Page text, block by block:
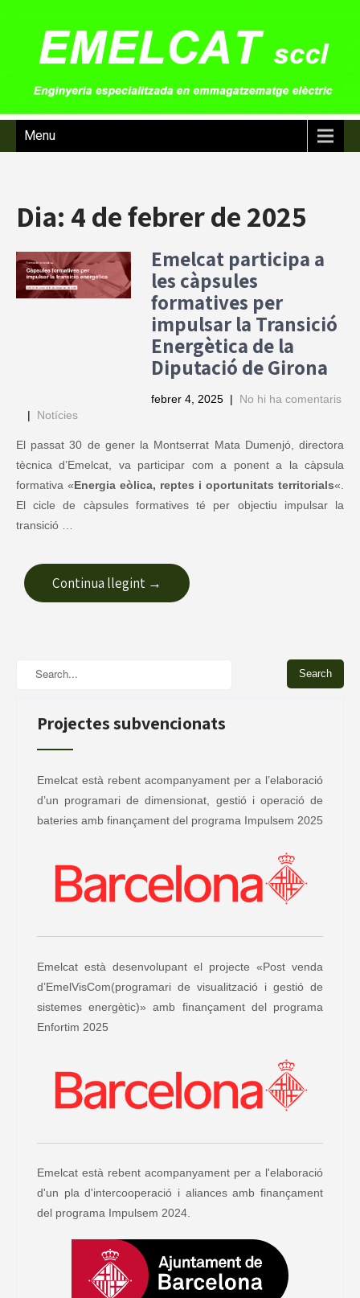
Menu
Dia: 4 de febrer de 2025
Emelcat participa a
les càpsules
formatives per
impulsar la Transició
Energètica de la
Diputació de Girona
febrer 4, 2025 | No hi ha comentaris
| Notícies
El passat 30 de gener la Montserrat Mata Dumenjó, directora
tècnica d’Emelcat, va participar com a ponent a la càpsula
formativa «Energia eòlica, reptes i oportunitats territorials«.
El cicle de càpsules formatives té per objectiu impulsar la
transició …
Continua llegint →
Projectes subvencionats
Emelcat està rebent acompanyament per a l’elaboració
d’un programari de dimensionat, gestió i operació de
bateries amb finançament del programa Impulsem 2025
Emelcat està desenvolupant el projecte «Post venda
d’EmelVisCom(programari de visualització i gestió de
sistemes energètic)» amb finançament del programa
Enfortim 2025
Emelcat està rebent acompanyament per a l'elaboració
d'un pla d'intercooperació i aliances amb finançament
del programa Impulsem 2024.